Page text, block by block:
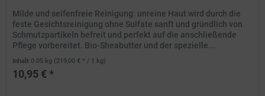
Milde und seifenfreie Reinigung: unreine Haut wird durch die
feste Gesichtsreinigung ohne Sulfate sanft und gründlich von
Schmutzpartikeln befreit und perfekt auf die anschließende
Pflege vorbereitet. Bio-Sheabutter und der spezielle...
Inhalt 0.05 kg (219,00 € * / 1 kg)
10,95 € *